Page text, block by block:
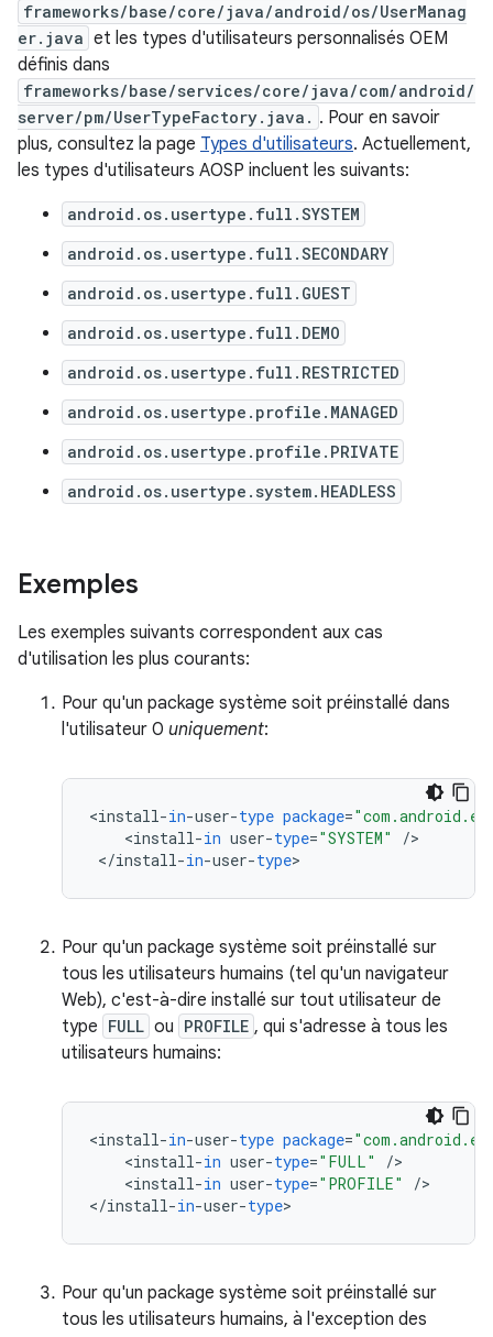
frameworks/base/core/java/android/os/UserManag
er.java et les types d'utilisateurs personnalisés OEM
définis dans
frameworks/base/services/core/java/com/android/
server/pm/UserTypeFactory.java. . Pour en savoir
plus, consultez la page Types d'utilisateurs. Actuellement,
les types d'utilisateurs AOSP incluent les suivants:
android.os.usertype.full.SYSTEM
android.os.usertype.full.SECONDARY
android.os.usertype.full.GUEST
android.os.usertype.full.DEMO
android.os.usertype.full.RESTRICTED
android.os.usertype.profile.MANAGED
android.os.usertype.profile.PRIVATE
android.os.usertype.system.HEADLESS
Exemples
Les exemples suivants correspondent aux cas
d'utilisation les plus courants:
Pour qu'un package système soit préinstallé dans
l'utilisateur 0 uniquement:
<install-in-user-type package=
<install-in user-type="SYSTEM" /
</install-in-user-type>
Pour qu'un package système soit préinstallé sur
tous les utilisateurs humains (tel qu'un navigateur
Web), c'est-à-dire installé sur tout utilisateur de
type FULL ou PROFILE , qui s'adresse à tous les
utilisateurs humains:
<install-in-user-type package=
<install-in user-type="FULL" /
<install-in user-type="PROFILE" />
</install-in-user-type>
Pour qu'un package système soit préinstallé sur
tous les utilisateurs humains, à l'exception des